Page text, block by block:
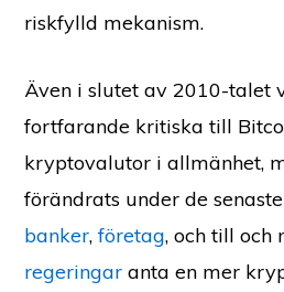
riskfylld mekanism.
Även i slutet av 2010-talet
fortfarande kritiska till
kryptovalutor i allmänhet,
förändrats under de
banker,företag, och till och
regeringar anta en mer